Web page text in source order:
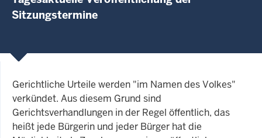
Sitzungstermine
Gerichtliche Urteile werden "im Namen des Volkes"
verkündet. Aus diesem Grund sind
Gerichtsverhandlungen in der Regel öffentlich, das
heißt jede Bürgerin und jeder Bürger hat die